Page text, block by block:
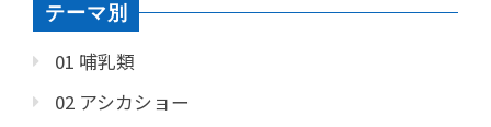
テーマ別
01 哺乳類
02 アシカショー